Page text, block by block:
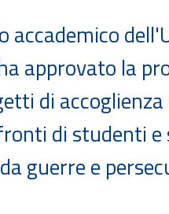
accademico
approvato la
di
di studenti
guerre e